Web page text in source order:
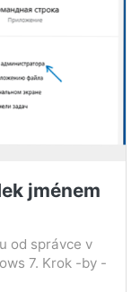
jménem
od správce v
7. Krok -by -